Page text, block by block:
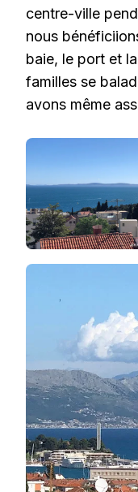
centre-ville
nous
baie, le port et
familles se
avons même